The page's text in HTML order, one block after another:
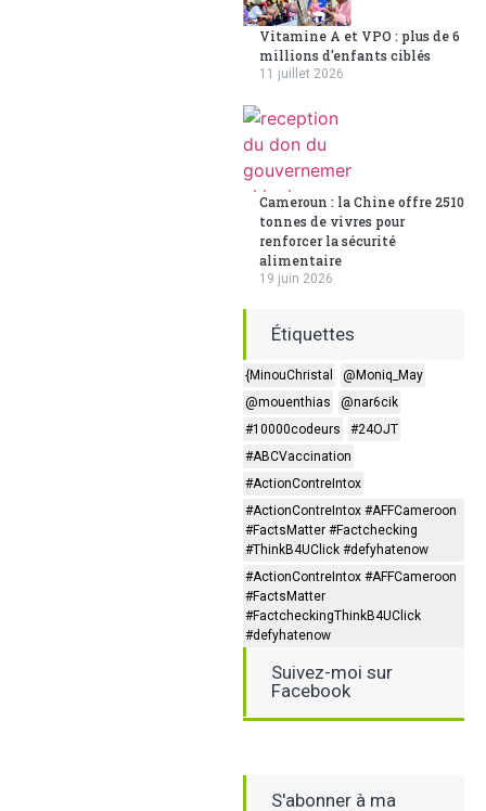
Vitamine A et VPO : plus de 6
millions d'enfants ciblés
11 juillet 2026
Cameroun : la Chine offre 2510
tonnes de vivres pour
renforcer la sécurité
alimentaire
19 juin 2026
Étiquettes
{MinouChristal
@Moniq_May
@mouenthias
@nar6cik
#10000codeurs
#24OJT
#ABCVaccination
#ActionContreIntox
#ActionContreIntox #AFFCameroon
#FactsMatter #Factchecking
#ThinkB4UClick #defyhatenow
#ActionContreIntox #AFFCameroon
#FactsMatter
#FactcheckingThinkB4UClick
#defyhatenow
Suivez-moi sur
Facebook
S'abonner à ma